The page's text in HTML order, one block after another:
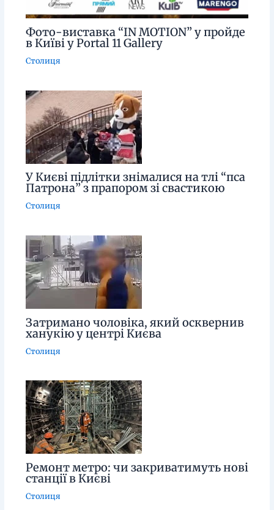
Фото-виставка “IN MOTION” у пройде
в Київі у Portal 11 Gallery
Столиця
У Києві підлітки знімалися на тлі “пса
Патрона” з прапором зі свастикою
Столиця
Затримано чоловіка, який осквернив
ханукію у центрі Києва
Столиця
Ремонт метро: чи закриватимуть нові
станції в Києві
Столиця